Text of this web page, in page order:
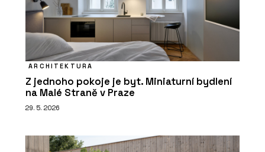
ARCHITEKTURA
Z jednoho pokoje je byt. Miniaturní bydlení
na Malé Straně v Praze
29. 5. 2026